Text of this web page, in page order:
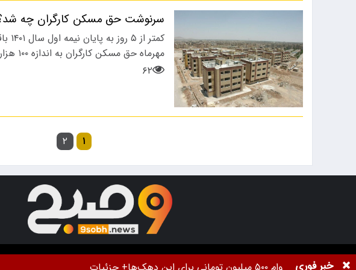
سرنوشت حق مسکن کارگران چه
مهرماه حق مسکن کارگران به اندازه ۱۰۰ هزار…
۶۲
۱ ۲
خبر فوری تمام حقوق برای خبرگزاری9صبح محفوظ است. استفاده از